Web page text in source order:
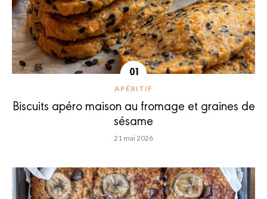
APÉRITIF
Biscuits apéro maison au fromage et graines de
sésame
21 mai 2026